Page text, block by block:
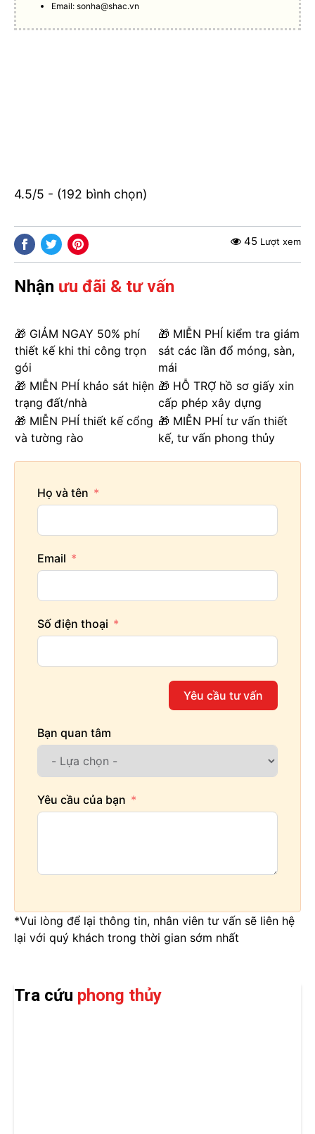
Email:sonha@shac.vn
4.5/5 - (192 bình chọn)
45 Lượt xem
Nhận ưu đãi & tư vấn
🎁 GIẢM NGAY 50% phí
thiết kế khi thi công trọn
gói
🎁 MIỄN PHÍ kiểm tra giám
sát các lần đổ móng, sàn,
mái
🎁 MIỄN PHÍ khảo sát hiện
trạng đất/nhà
🎁 HỖ TRỢ hồ sơ giấy xin
cấp phép xây dựng
🎁 MIỄN PHÍ thiết kế cổng
và tường rào
🎁 MIỄN PHÍ tư vấn thiết
kế, tư vấn phong thủy
Họ và tên
Email
Số điện thoại
Yêu cầu tư vấn
Bạn quan tâm
Yêu cầu của bạn
*Vui lòng để lại thông tin, nhân viên tư vấn sẽ liên hệ
lại với quý khách trong thời gian sớm nhất
Tra cứu phong thủy